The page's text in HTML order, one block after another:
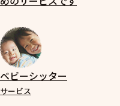
ベビーシッター
サービス